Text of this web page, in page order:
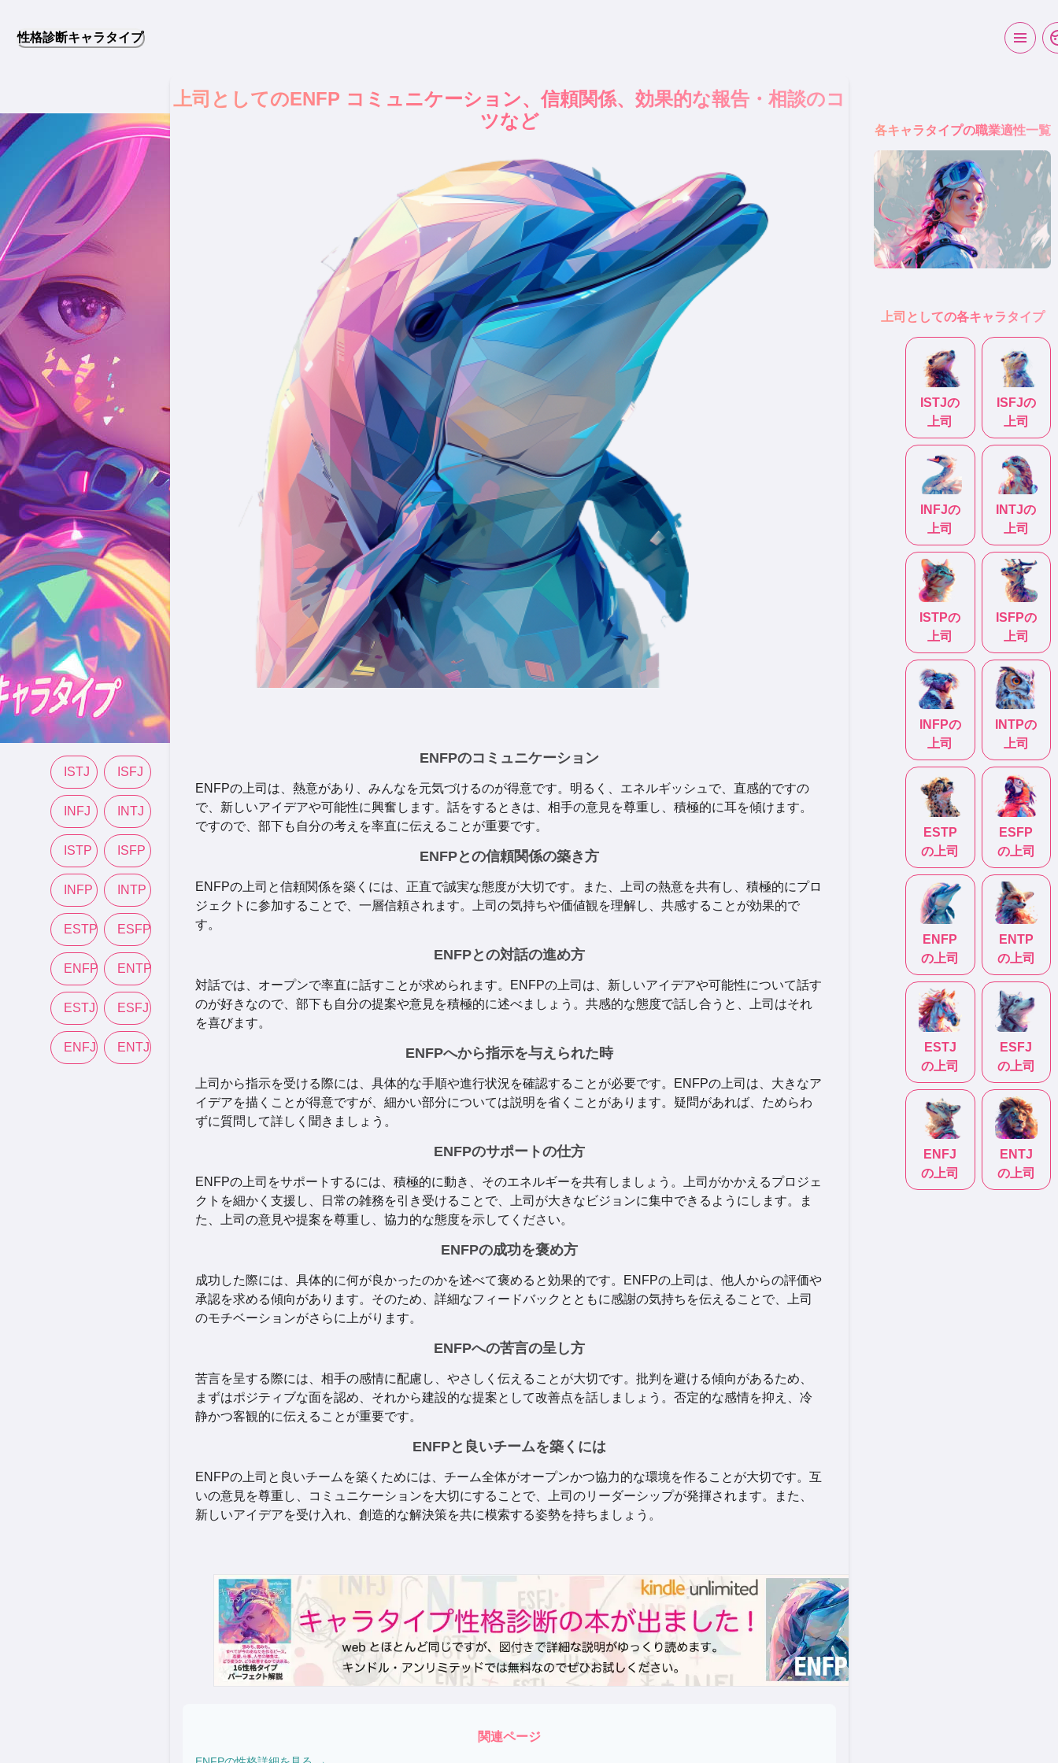
性格診断キャラタイプ
ISTJ ISFJ
INFJ INTJ
ISTP ISFP
INFP INTP
ESTP ESFP
ENFP ENTP
ESTJ ESFJ
ENFJ ENTJ
上司としてのENFP コミュニケーション、信頼関係、効果的な報告・相談のコ
ツなど
ENFPのコミュニケーション
ENFPの上司は、熱意があり、みんなを元気づけるのが得意です。明るく、エネルギッシュで、直感的ですの
で、新しいアイデアや可能性に興奮します。話をするときは、相手の意見を尊重し、積極的に耳を傾けます。
ですので、部下も自分の考えを率直に伝えることが重要です。
ENFPとの信頼関係の築き方
ENFPの上司と信頼関係を築くには、正直で誠実な態度が大切です。また、上司の熱意を共有し、積極的にプロ
ジェクトに参加することで、一層信頼されます。上司の気持ちや価値観を理解し、共感することが効果的で
す。
ENFPとの対話の進め方
対話では、オープンで率直に話すことが求められます。ENFPの上司は、新しいアイデアや可能性について話す
のが好きなので、部下も自分の提案や意見を積極的に述べましょう。共感的な態度で話し合うと、上司はそれ
を喜びます。
ENFPへから指示を与えられた時
上司から指示を受ける際には、具体的な手順や進行状況を確認することが必要です。ENFPの上司は、大きなア
イデアを描くことが得意ですが、細かい部分については説明を省くことがあります。疑問があれば、ためらわ
ずに質問して詳しく聞きましょう。
ENFPのサポートの仕方
ENFPの上司をサポートするには、積極的に動き、そのエネルギーを共有しましょう。上司がかかえるプロジェ
クトを細かく支援し、日常の雑務を引き受けることで、上司が大きなビジョンに集中できるようにします。ま
た、上司の意見や提案を尊重し、協力的な態度を示してください。
ENFPの成功を褒め方
成功した際には、具体的に何が良かったのかを述べて褒めると効果的です。ENFPの上司は、他人からの評価や
承認を求める傾向があります。そのため、詳細なフィードバックとともに感謝の気持ちを伝えることで、上司
のモチベーションがさらに上がります。
ENFPへの苦言の呈し方
苦言を呈する際には、相手の感情に配慮し、やさしく伝えることが大切です。批判を避ける傾向があるため、
まずはポジティブな面を認め、それから建設的な提案として改善点を話しましょう。否定的な感情を抑え、冷
静かつ客観的に伝えることが重要です。
ENFPと良いチームを築くには
ENFPの上司と良いチームを築くためには、チーム全体がオープンかつ協力的な環境を作ることが大切です。互
いの意見を尊重し、コミュニケーションを大切にすることで、上司のリーダーシップが発揮されます。また、
新しいアイデアを受け入れ、創造的な解決策を共に模索する姿勢を持ちましょう。
関連ページ
各キャラタイプの職業適性一覧
上司としての各キャラタイプ
ISTJの
上司
ISFJの
上司
INFJの
上司
INTJの
上司
ISTPの
上司
ISFPの
上司
INFPの
上司
INTPの
上司
ESTP
の上司
ESFP
の上司
ENFP
の上司
ENTP
の上司
ESTJ
の上司
ESFJ
の上司
ENFJ
の上司
ENTJ
の上司